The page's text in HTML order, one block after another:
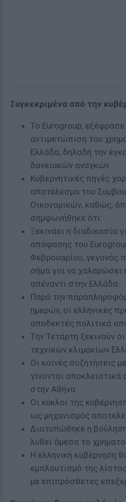
Συγκεκριμένα από την
Το Εurogroup, εξέφρασε
αντιμετώπιση του
Ελλάδα, δηλαδή την
δανειακών αναγκών.
Κυβερνητικές πηγές
αποτέλεσμα του
Οικονομικών, καθώς,
σημφωνήθηκε ότι:
Ξεκινάει η διαδικασία
απόφασης του
Φεβρουαρίου, γεγονός
σήμα για να χαλαρώσει
απέναντι στην Ελλάδα.
Παρά την
ημερών, οι ελληνικές
αποδεκτές πολιτικά
Tην Τετάρτη ξεκινούν
τεχνικών κλιμακίων
Οι κοινές συζητήσεις
γίνονται αποκλειστικά
στην Αθήνα.
Οι κύκλοι της
ως μηχανισμός
Διατυπώθηκε η
λυθεί άμεσα το
Η ελληνική κυβέρνηση
εμπλουτισμό της
με επιπρόσθετες